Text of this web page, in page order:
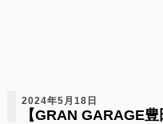
2024年5月18日
【GRAN GARAGE